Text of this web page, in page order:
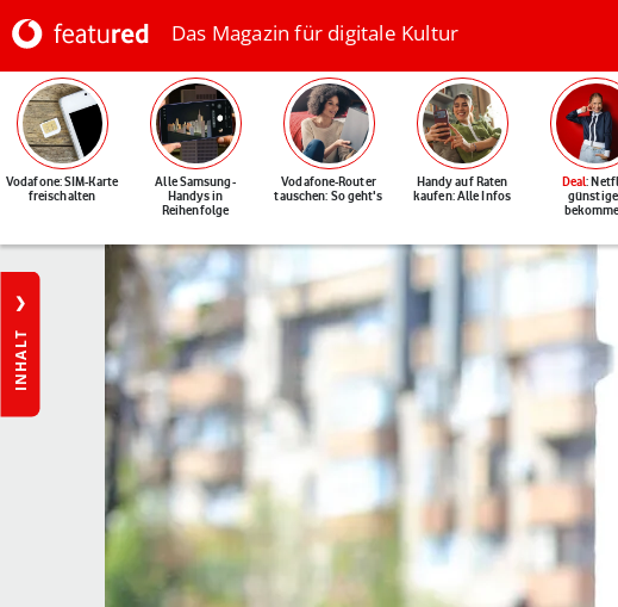
Das Magazin für digitale Kultur
Vodafone: SIM-Karte
freischalten
Alle Samsung-
Handys in
Reihenfolge
Vodafone-Router
tauschen: So geht's
Handy auf Raten
kaufen: Alle Infos
Deal:
INHALT